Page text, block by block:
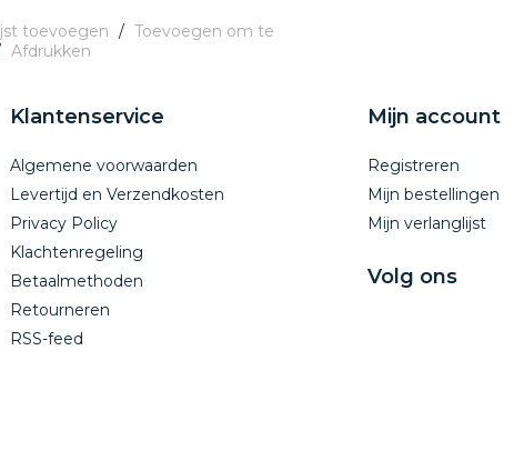
toevoegen / Toevoegen om te
Afdrukken
Klantenservice
Algemene voorwaarden
Levertijd en Verzendkosten
Privacy Policy
Klachtenregeling
Betaalmethoden
Retourneren
RSS-feed
Mijn account
Registreren
Mijn bestellingen
Mijn verlanglijst
Volg ons